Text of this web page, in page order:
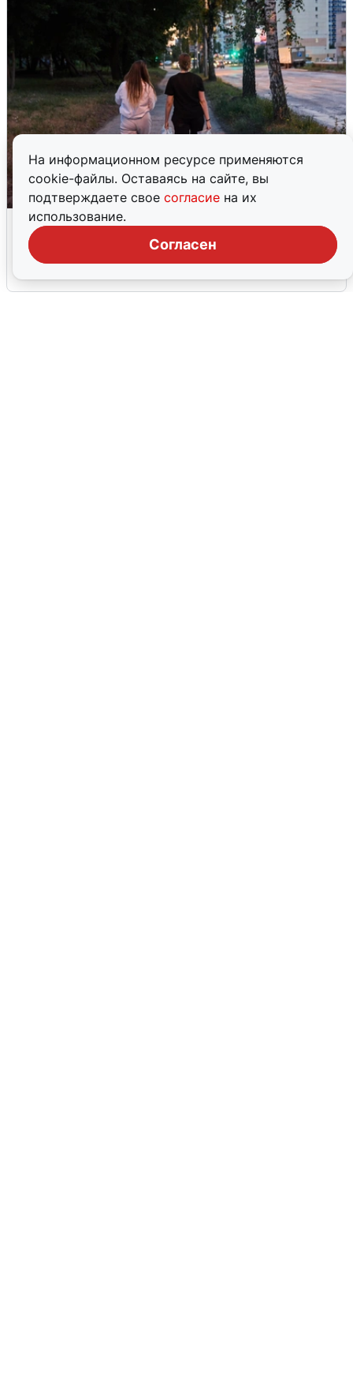
На информационном ресурсе применяются
cookie-файлы. Оставаясь на сайте, вы
подтверждаете свое согласие на их
использование.
Согласен
Опубликована карта отключений
воды в Воронеже